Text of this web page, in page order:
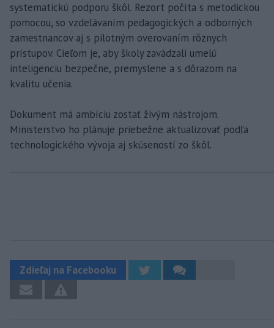
systematickú podporu škôl. Rezort počíta s metodickou
pomocou, so vzdelávaním pedagogických a odborných
zamestnancov aj s pilotným overovaním rôznych
prístupov. Cieľom je, aby školy zavádzali umelú
inteligenciu bezpečne, premyslene a s dôrazom na
kvalitu učenia.
Dokument má ambíciu zostať živým nástrojom.
Ministerstvo ho plánuje priebežne aktualizovať podľa
technologického vývoja aj skúseností zo škôl.
Zdieľaj na Facebooku